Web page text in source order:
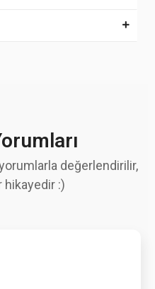
değerlendirilir,
hikayedir :)